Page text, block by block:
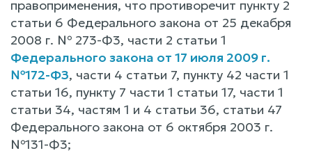
правоприменения, что противоречит пункту 2
статьи 6 Федерального закона от 25 декабря
2008 г. № 273-Ф3, части 2 статьи 1
Федерального закона от 17 июля 2009 г.
№172-ФЗ, части 4 статьи 7, пункту 42 части 1
статьи 16, пункту 7 части 1 статьи 17, части 1
статьи 34, частям 1 и 4 статьи 36, статьи 47
Федерального закона от 6 октября 2003 г.
№131-Ф3;